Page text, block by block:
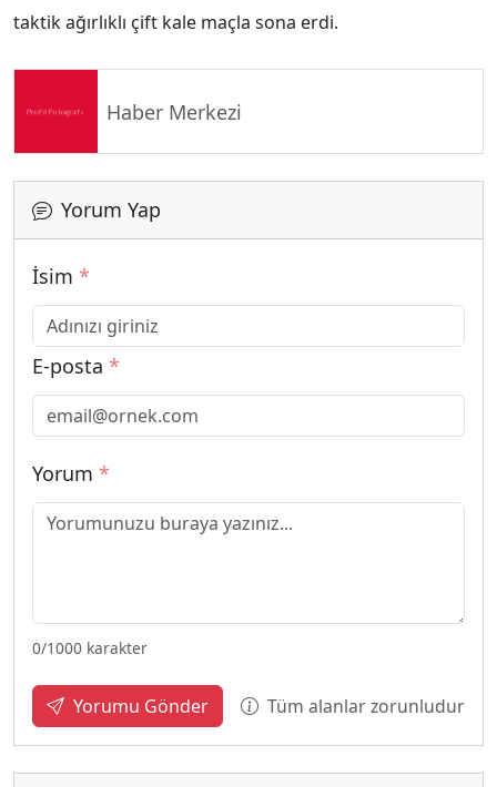
taktik ağırlıklı çift kale maçla sona erdi.
Haber Merkezi
Yorum Yap
İsim *
E-posta *
Yorum *
0/1000 karakter
Yorumu Gönder Tüm alanlar zorunludur